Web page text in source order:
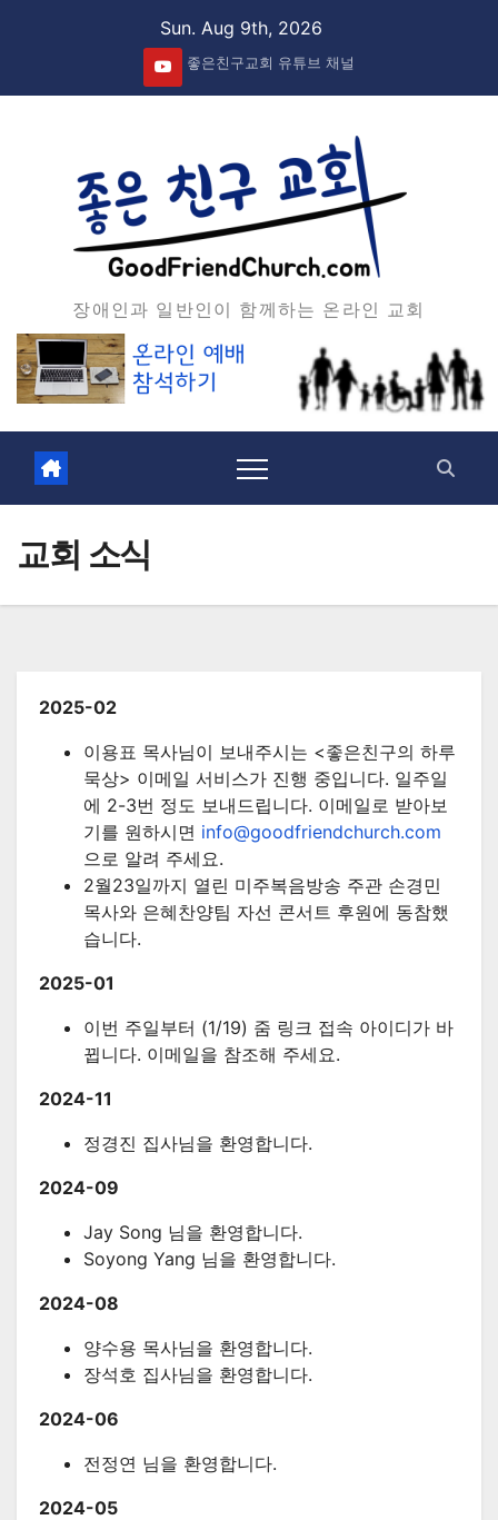
Sun. Aug 9th, 2026
좋은친구교회 유튜브 채널
장애인과 일반인이 함께하는 온라인 교회
교회 소식
2025-02
이용표 목사님이 보내주시는 <좋은친구의 하루
묵상> 이메일 서비스가 진행 중입니다. 일주일
에 2-3번 정도 보내드립니다. 이메일로 받아보
기를 원하시면 info@goodfriendchurch.com
으로 알려 주세요.
2월23일까지 열린 미주복음방송 주관 손경민
목사와 은혜찬양팀 자선 콘서트 후원에 동참했
습니다.
2025-01
이번 주일부터 (1/19) 줌 링크 접속 아이디가 바
뀝니다. 이메일을 참조해 주세요.
2024-11
정경진 집사님을 환영합니다.
2024-09
Jay Song 님을 환영합니다.
Soyong Yang 님을 환영합니다.
2024-08
양수용 목사님을 환영합니다.
장석호 집사님을 환영합니다.
2024-06
전정연 님을 환영합니다.
2024-05